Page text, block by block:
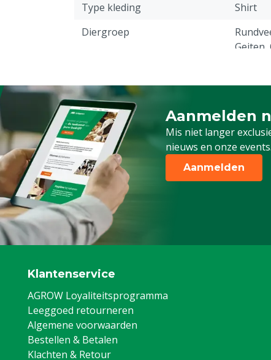
Type kleding
Shirt
Diergroep
Geiten,
Kledingmaat
Aanmelden
Mis niet langer
nieuws en onze
Schrijf je in voor
Aanmelden
Klantenservice
AGROW Loyaliteitsprogramma
Leeggoed retourneren
Algemene voorwaarden
Bestellen & Betalen
Klachten & Retour